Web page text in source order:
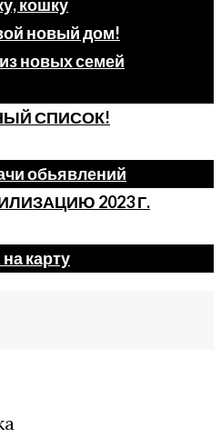
кошку
новый дом!
новых семей
СПИСОК!
обьявлений
2023 Г.
карту